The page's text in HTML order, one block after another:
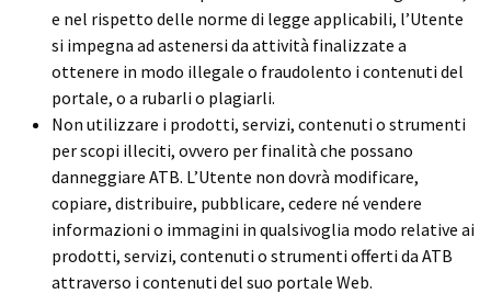
e nel rispetto delle norme di legge applicabili, l’Utente
si impegna ad astenersi da attività finalizzate a
ottenere in modo illegale o fraudolento i contenuti del
portale, o a rubarli o plagiarli.
Non utilizzare i prodotti, servizi, contenuti o strumenti
per scopi illeciti, ovvero per finalità che possano
danneggiare ATB. L’Utente non dovrà modificare,
copiare, distribuire, pubblicare, cedere né vendere
informazioni o immagini in qualsivoglia modo relative ai
prodotti, servizi, contenuti o strumenti offerti da ATB
attraverso i contenuti del suo portale Web.